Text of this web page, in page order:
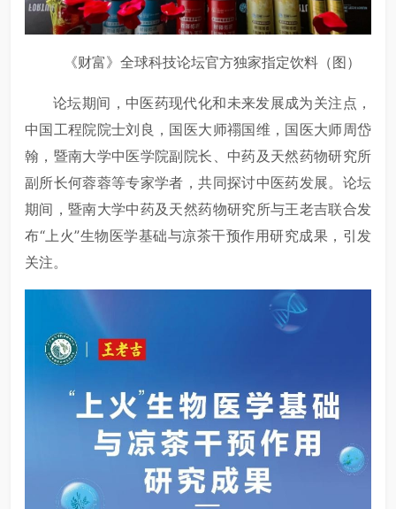
《财富》全球科技论坛官方独家指定饮料（图）
论坛期间，中医药现代化和未来发展成为关注点，
中国工程院院士刘良，国医大师禤国维，国医大师周岱
翰，暨南大学中医学院副院长、中药及天然药物研究所
副所长何蓉蓉等专家学者，共同探讨中医药发展。论坛
期间，暨南大学中药及天然药物研究所与王老吉联合发
布“上火”生物医学基础与凉茶干预作用研究成果，引发
关注。